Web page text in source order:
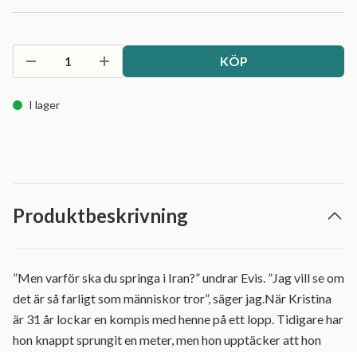
KÖP
I lager
Produktbeskrivning
”Men varför ska du springa i Iran?” undrar Evis. ”Jag vill se om
det är så farligt som människor tror”, säger jag.När Kristina
är 31 år lockar en kompis med henne på ett lopp. Tidigare har
hon knappt sprungit en meter, men hon upptäcker att hon